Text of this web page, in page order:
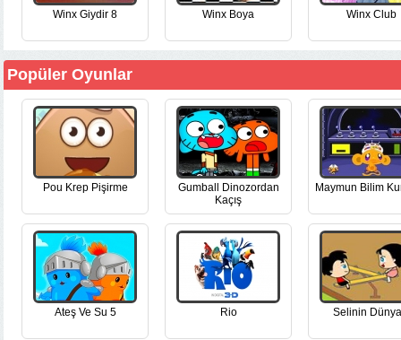
Winx Giydir 8 Winx Boya Winx Club
Popüler Oyunlar
Pou Krep Pişirme
Gumball Dinozordan
Kaçış
Maymun Bilim
Ateş Ve Su 5 Rio Selinin